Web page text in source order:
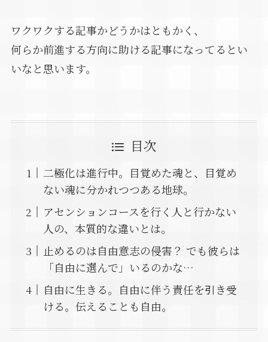
ワクワクする記事かどうかはともかく、
何らか前進する方向に助ける記事になってるとい
いなと思います。
目次
二極化は進行中。目覚めた魂と、目覚め
ない魂に分かれつつある地球。
アセンションコースを行く人と行かない
人の、本質的な違いとは。
止めるのは自由意志の侵害？ でも彼らは
「自由に選んで」いるのかな…
自由に生きる。自由に伴う責任を引き受
ける。伝えることも自由。